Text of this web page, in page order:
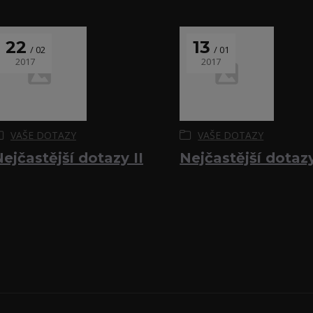
dotazy II
22
02
2017
VAŠE DOTAZY
Nejčastější
13
01
2017
VAŠE DOTAZY